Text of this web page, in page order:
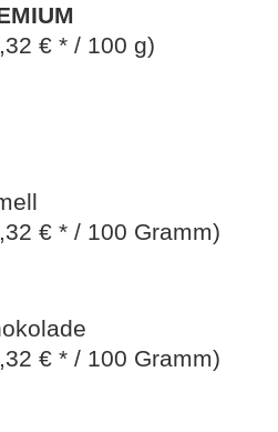
€ * / 100 g)
€ * / 100 Gramm)
€ * / 100 Gramm)